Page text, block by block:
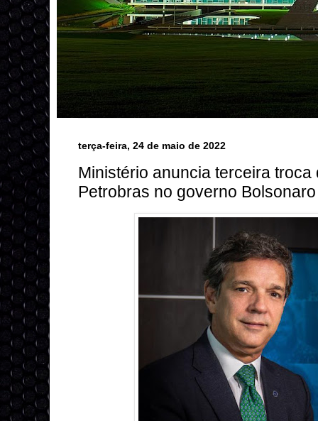
terça-feira, 24 de maio de 2022
Ministério anuncia terceira troca
Petrobras no governo Bolsonaro